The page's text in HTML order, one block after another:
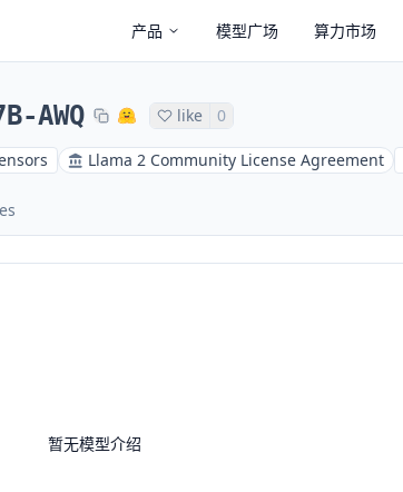
产品 模型广场 算力市场
AWQ like 0
Llama 2 Community License Agreement
暂无模型介绍